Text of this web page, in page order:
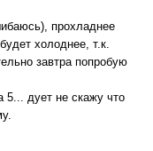
прохладнее
холоднее, т.к.
завтра попробую
5... дует не скажу что